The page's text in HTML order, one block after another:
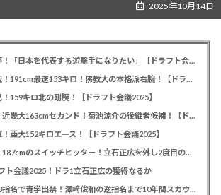
2025年10月14日
カープドラ6西川篤夢！「日本を代表する遊撃手になりたい」【ドラフト会議2025】
カープドラ5赤木晴哉！191cm最速153キロ！佛教大の本格派右腕！【ドラフト会議2025】
159キロ北の剛腕！【ドラフト会議2025】
カープドラ3勝田成！近畿大163cmセカンド！菊池涼介の後継者候補！【ドラフト会議2025】
亜大152キロエース！【ドラフト会議2025】
カープドラ1平川蓮！187cmのスイッチヒッター！立石正広を外し2度目の重複も新井監督がクジを引き当てる！【ドラフト会議2025】
ト会議2025！ドラ1立石正広の獲得なるか
緒方孝市カープドラ3指名で青学出禁！澤﨑俊和の逆指名まで10年間スカウト出禁